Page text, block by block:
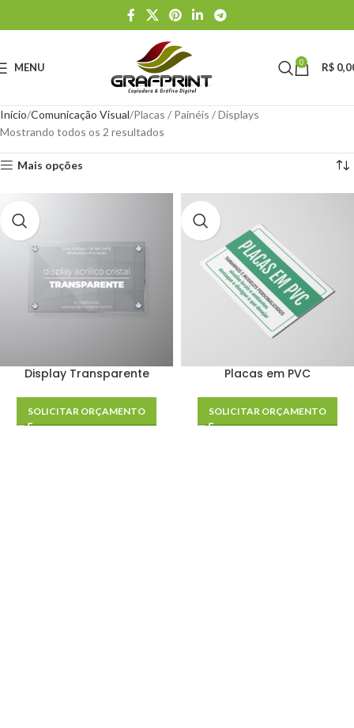
MENU 0 R$
Início Comunicação Visual Placas / Painéis / Displays
Mostrando todos os 2 resultados
Mais opções
Display Transparente
SOLICITAR ORÇAMENTO
Placas em PVC
SOLICITAR ORÇAMENTO